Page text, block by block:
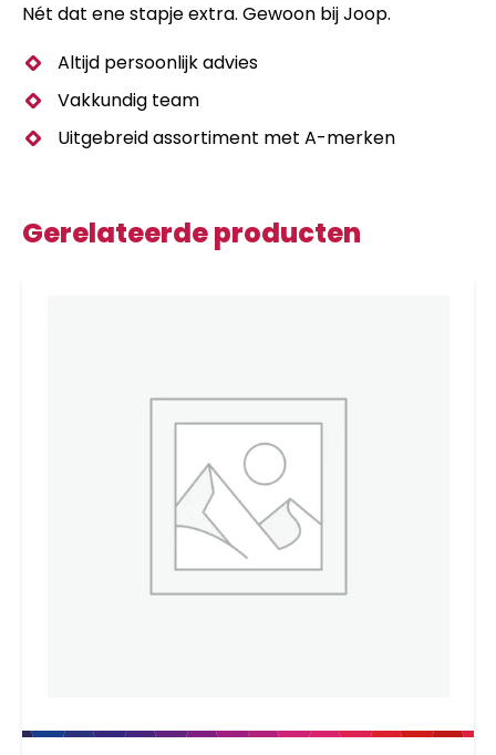
Nét dat ene stapje extra. Gewoon bij Joop.
Altijd persoonlijk advies
Vakkundig team
Uitgebreid assortiment met A-merken
Gerelateerde producten